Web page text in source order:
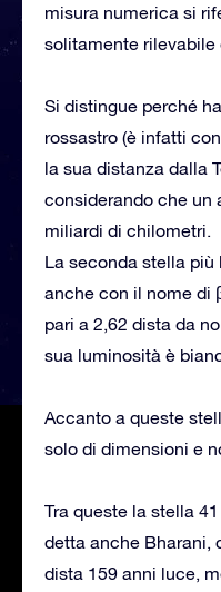
misura numerica si
solitamente rilevabile
Si distingue perché
rossastro (è infatti
la sua distanza dalla
considerando che un
miliardi di chilometri.
La seconda stella più
anche con il nome di
pari a 2,62 dista da
sua luminosità è
Accanto a queste
solo di dimensioni e
Tra queste la stella
detta anche Bharani,
dista 159 anni luce,